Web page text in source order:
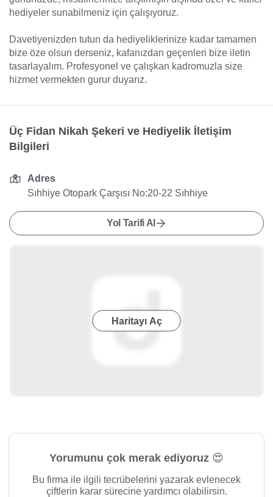
hediyeler sunabilmeniz için çalışıyoruz.
Davetiyenizden tutun da hediyeliklerinize kadar tamamen
bize öze olsun derseniz, kafanızdan geçenleri bize iletin
tasarlayalım. Profesyonel ve çalışkan kadromuzla size
hizmet vermekten gurur duyarız.
Üç Fidan Nikah Şekeri ve Hediyelik İletişim
Bilgileri
Adres
Sıhhiye Otopark Çarşısı No:20-22 Sıhhiye
Yol Tarifi Al
Haritayı Aç
Yorumunu çok merak ediyoruz 😍
Bu firma ile ilgili tecrübelerini yazarak evlenecek
çiftlerin karar sürecine yardımcı olabilirsin.